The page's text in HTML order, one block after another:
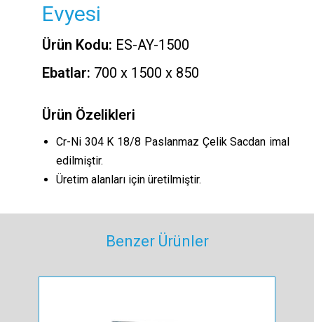
Evyesi
Ürün Kodu: ES-AY-1500
Ebatlar: 700 x 1500 x 850
Ürün Özelikleri
Cr-Ni 304 K 18/8 Paslanmaz Çelik Sacdan imal
edilmiştir.
Üretim alanları için üretilmiştir.
Benzer Ürünler